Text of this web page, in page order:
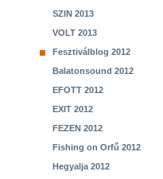
SZIN 2013
VOLT 2013
Fesztiválblog 2012
Balatonsound 2012
EFOTT 2012
EXIT 2012
FEZEN 2012
Fishing on Orfű 2012
Hegyalja 2012